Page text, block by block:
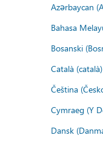
Azərbaycan
Bahasa
Bosanski
Català (català)
Čeština
Cymraeg (Y
Dansk